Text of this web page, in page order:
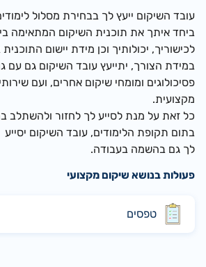
עובד השיקום ייעץ לך בבחירת מסלול
ביחד איתך את תוכנית השיקום המתאימה
לכישוריך, יכולותיך וכן מידת יישום התוכנית
במידת הצורך, יתייעץ עובד השיקום גם עם
פסיכולוגים ומומחי שיקום אחרים, ועם שירותי
מקצועית.
כל זאת על מנת לסייע לך לחזור ולהשתלב
בתום תקופת הלימודים, עובד השיקום יסייע
לך גם בהשמה בעבודה.
פעולות בנושא שיקום מקצועי
טפסים